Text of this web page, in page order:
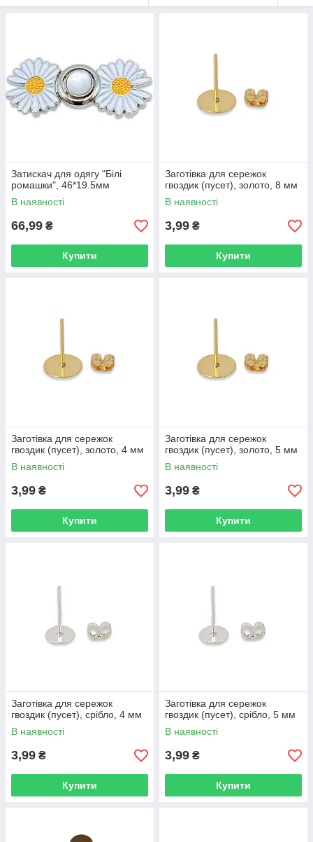
Затискач для одягу "Білі
ромашки", 46*19.5мм
В наявності
66,99 ₴
Купити
Заготівка для сережок
гвоздик (пусет), золото, 8 мм
В наявності
3,99 ₴
Купити
Заготівка для сережок
гвоздик (пусет), золото, 4 мм
В наявності
3,99 ₴
Купити
Заготівка для сережок
гвоздик (пусет), золото, 5 мм
В наявності
3,99 ₴
Купити
Заготівка для сережок
гвоздик (пусет), срібло, 4 мм
В наявності
3,99 ₴
Купити
Заготівка для сережок
гвоздик (пусет), срібло, 5 мм
В наявності
3,99 ₴
Купити